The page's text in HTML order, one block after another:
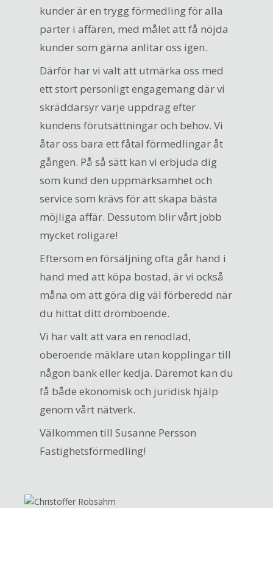
kunder är en trygg förmedling för alla
parter i affären, med målet att få nöjda
kunder som gärna anlitar oss igen.
Därför har vi valt att utmärka oss med
ett stort personligt engagemang där vi
skräddarsyr varje uppdrag efter
kundens förutsättningar och behov. Vi
åtar oss bara ett fåtal förmedlingar åt
gången. På så sätt kan vi erbjuda dig
som kund den uppmärksamhet och
service som krävs för att skapa bästa
möjliga affär. Dessutom blir vårt jobb
mycket roligare!
Eftersom en försäljning ofta går hand i
hand med att köpa bostad, är vi också
måna om att göra dig väl förberedd när
du hittat ditt drömboende.
Vi har valt att vara en renodlad,
oberoende mäklare utan kopplingar till
någon bank eller kedja. Däremot kan du
få både ekonomisk och juridisk hjälp
genom vårt nätverk.
Välkommen till Susanne Persson
Fastighetsförmedling!